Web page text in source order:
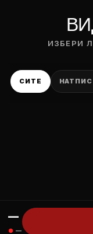
ИЗБЕРИ
СИТЕ
—
● —